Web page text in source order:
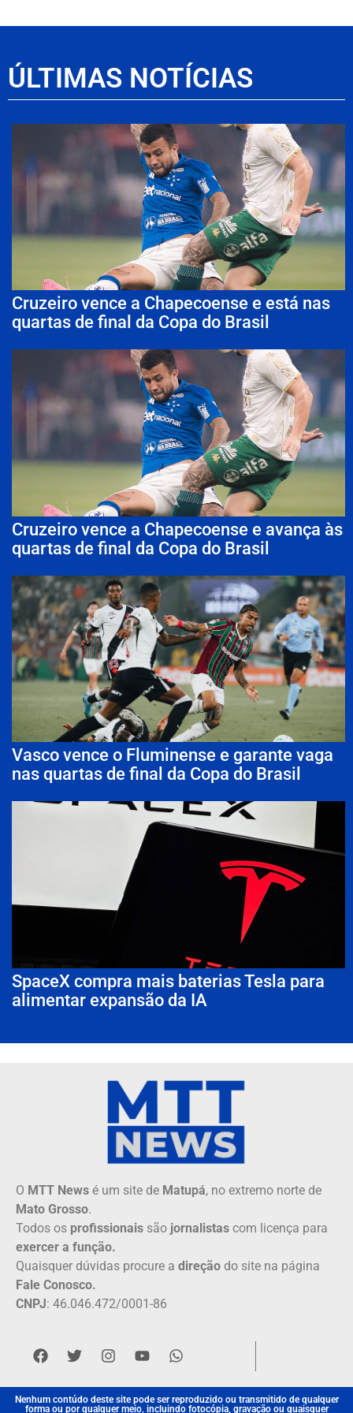
ÚLTIMAS NOTÍCIAS
Cruzeiro vence a Chapecoense e está nas
quartas de final da Copa do Brasil
Cruzeiro vence a Chapecoense e avança às
quartas de final da Copa do Brasil
Vasco vence o Fluminense e garante vaga
nas quartas de final da Copa do Brasil
SpaceX compra mais baterias Tesla para
alimentar expansão da IA
O MTT News é um site de Matupá, no extremo norte de
Mato Grosso.
Todos os profissionais são jornalistas com licença para
exercer a função.
Quaisquer dúvidas procure a direção do site na página
Fale Conosco.
CNPJ: 46.046.472/0001-86
Nenhum contúdo deste site pode ser reproduzido ou transmitido de qualquer
forma ou por qualquer meio, incluindo fotocópia, gravação ou quaisquer